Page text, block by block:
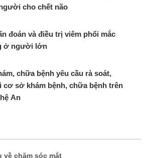
cho chết não
đoán và điều trị viêm phổi mắc
ở người lớn
chữa bệnh yêu cầu rà soát,
cơ sở khám bệnh, chữa bệnh trên
An
về chăm sóc mắt